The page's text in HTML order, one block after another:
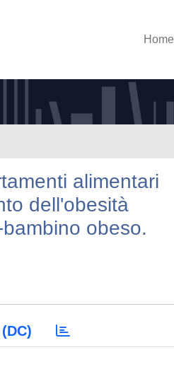
Home
alimentari
dell'obesità
obeso.